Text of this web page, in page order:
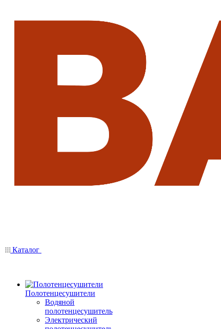
Каталог
Полотенцесушители
Водяной
полотенцесушитель
Электрический